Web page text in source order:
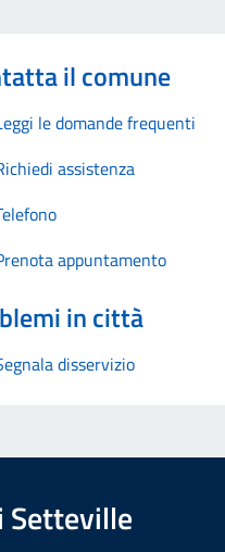
il comune
le domande frequenti
assistenza
appuntamento
in città
disservizio
Setteville